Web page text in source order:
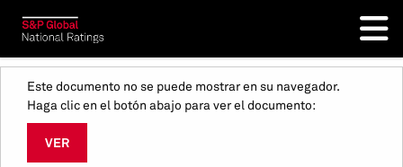
Este documento no se puede mostrar en su navegador.
Haga clic en el botón abajo para ver el documento:
VER